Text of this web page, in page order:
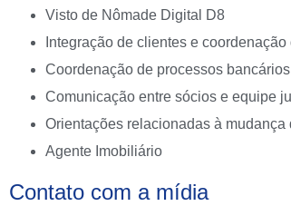
Visto de Nômade Digital D8
Integração de clientes e
Coordenação de processos bancários
Comunicação entre sócios e equipe
Orientações relacionadas à mudança
Agente Imobiliário
Contato com a mídia